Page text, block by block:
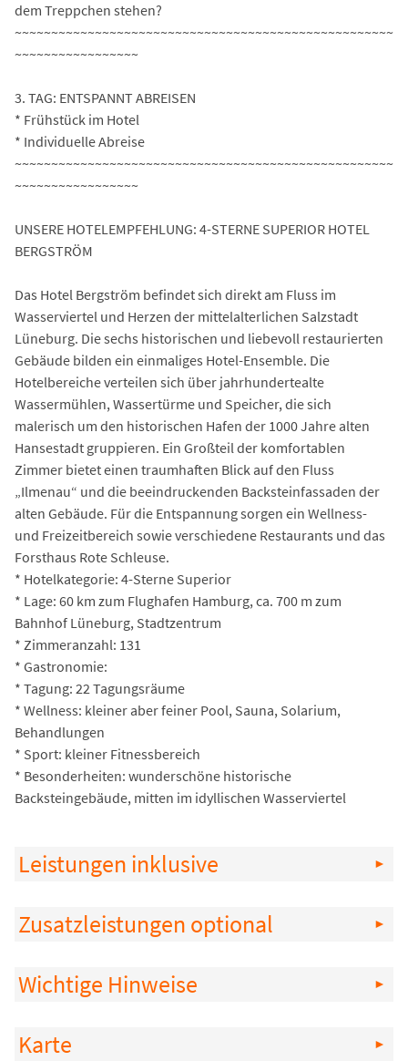
dem Treppchen stehen?
~~~~~~~~~~~~~~~~~~~~~~~~~~~~~~~~~~~~~~~~~~~~~~~~~~~~
~~~~~~~~~~~~~~~~~
3. TAG: ENTSPANNT ABREISEN
* Frühstück im Hotel
* Individuelle Abreise
~~~~~~~~~~~~~~~~~~~~~~~~~~~~~~~~~~~~~~~~~~~~~~~~~~~~
~~~~~~~~~~~~~~~~~
UNSERE HOTELEMPFEHLUNG: 4-STERNE SUPERIOR HOTEL
BERGSTRÖM
Das Hotel Bergström befindet sich direkt am Fluss im
Wasserviertel und Herzen der mittelalterlichen Salzstadt
Lüneburg. Die sechs historischen und liebevoll restaurierten
Gebäude bilden ein einmaliges Hotel-Ensemble. Die
Hotelbereiche verteilen sich über jahrhundertealte
Wassermühlen, Wassertürme und Speicher, die sich
malerisch um den historischen Hafen der 1000 Jahre alten
Hansestadt gruppieren. Ein Großteil der komfortablen
Zimmer bietet einen traumhaften Blick auf den Fluss
„Ilmenau“ und die beeindruckenden Backsteinfassaden der
alten Gebäude. Für die Entspannung sorgen ein Wellness-
und Freizeitbereich sowie verschiedene Restaurants und das
Forsthaus Rote Schleuse.
* Hotelkategorie: 4-Sterne Superior
* Lage: 60 km zum Flughafen Hamburg, ca. 700 m zum
Bahnhof Lüneburg, Stadtzentrum
* Zimmeranzahl: 131
* Gastronomie:
* Tagung: 22 Tagungsräume
* Wellness: kleiner aber feiner Pool, Sauna, Solarium,
Behandlungen
* Sport: kleiner Fitnessbereich
* Besonderheiten: wunderschöne historische
Backsteingebäude, mitten im idyllischen Wasserviertel
Leistungen inklusive
Zusatzleistungen optional
Wichtige Hinweise
Karte